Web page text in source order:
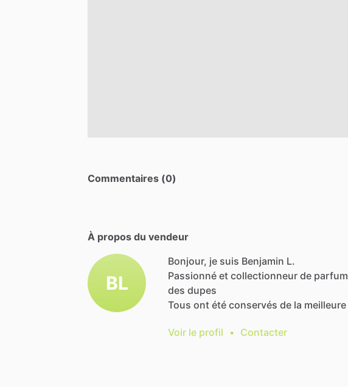
Commentaires (0)
À propos du vendeur
BL
Bonjour, je suis Benjamin L.
Passionné et collectionneur de parfum
des dupes
Tous ont été conservés de la meilleure
Voir le profil • Contacter